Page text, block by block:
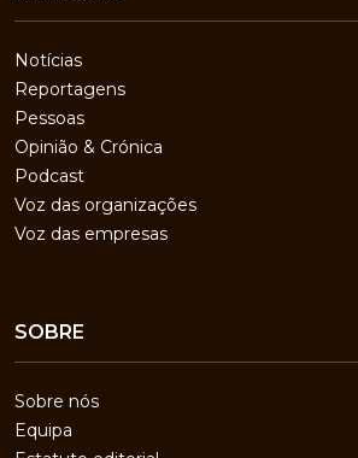
Notícias
Reportagens
Pessoas
Opinião & Crónica
Podcast
Voz das organizações
Voz das empresas
SOBRE
Sobre nós
Equipa